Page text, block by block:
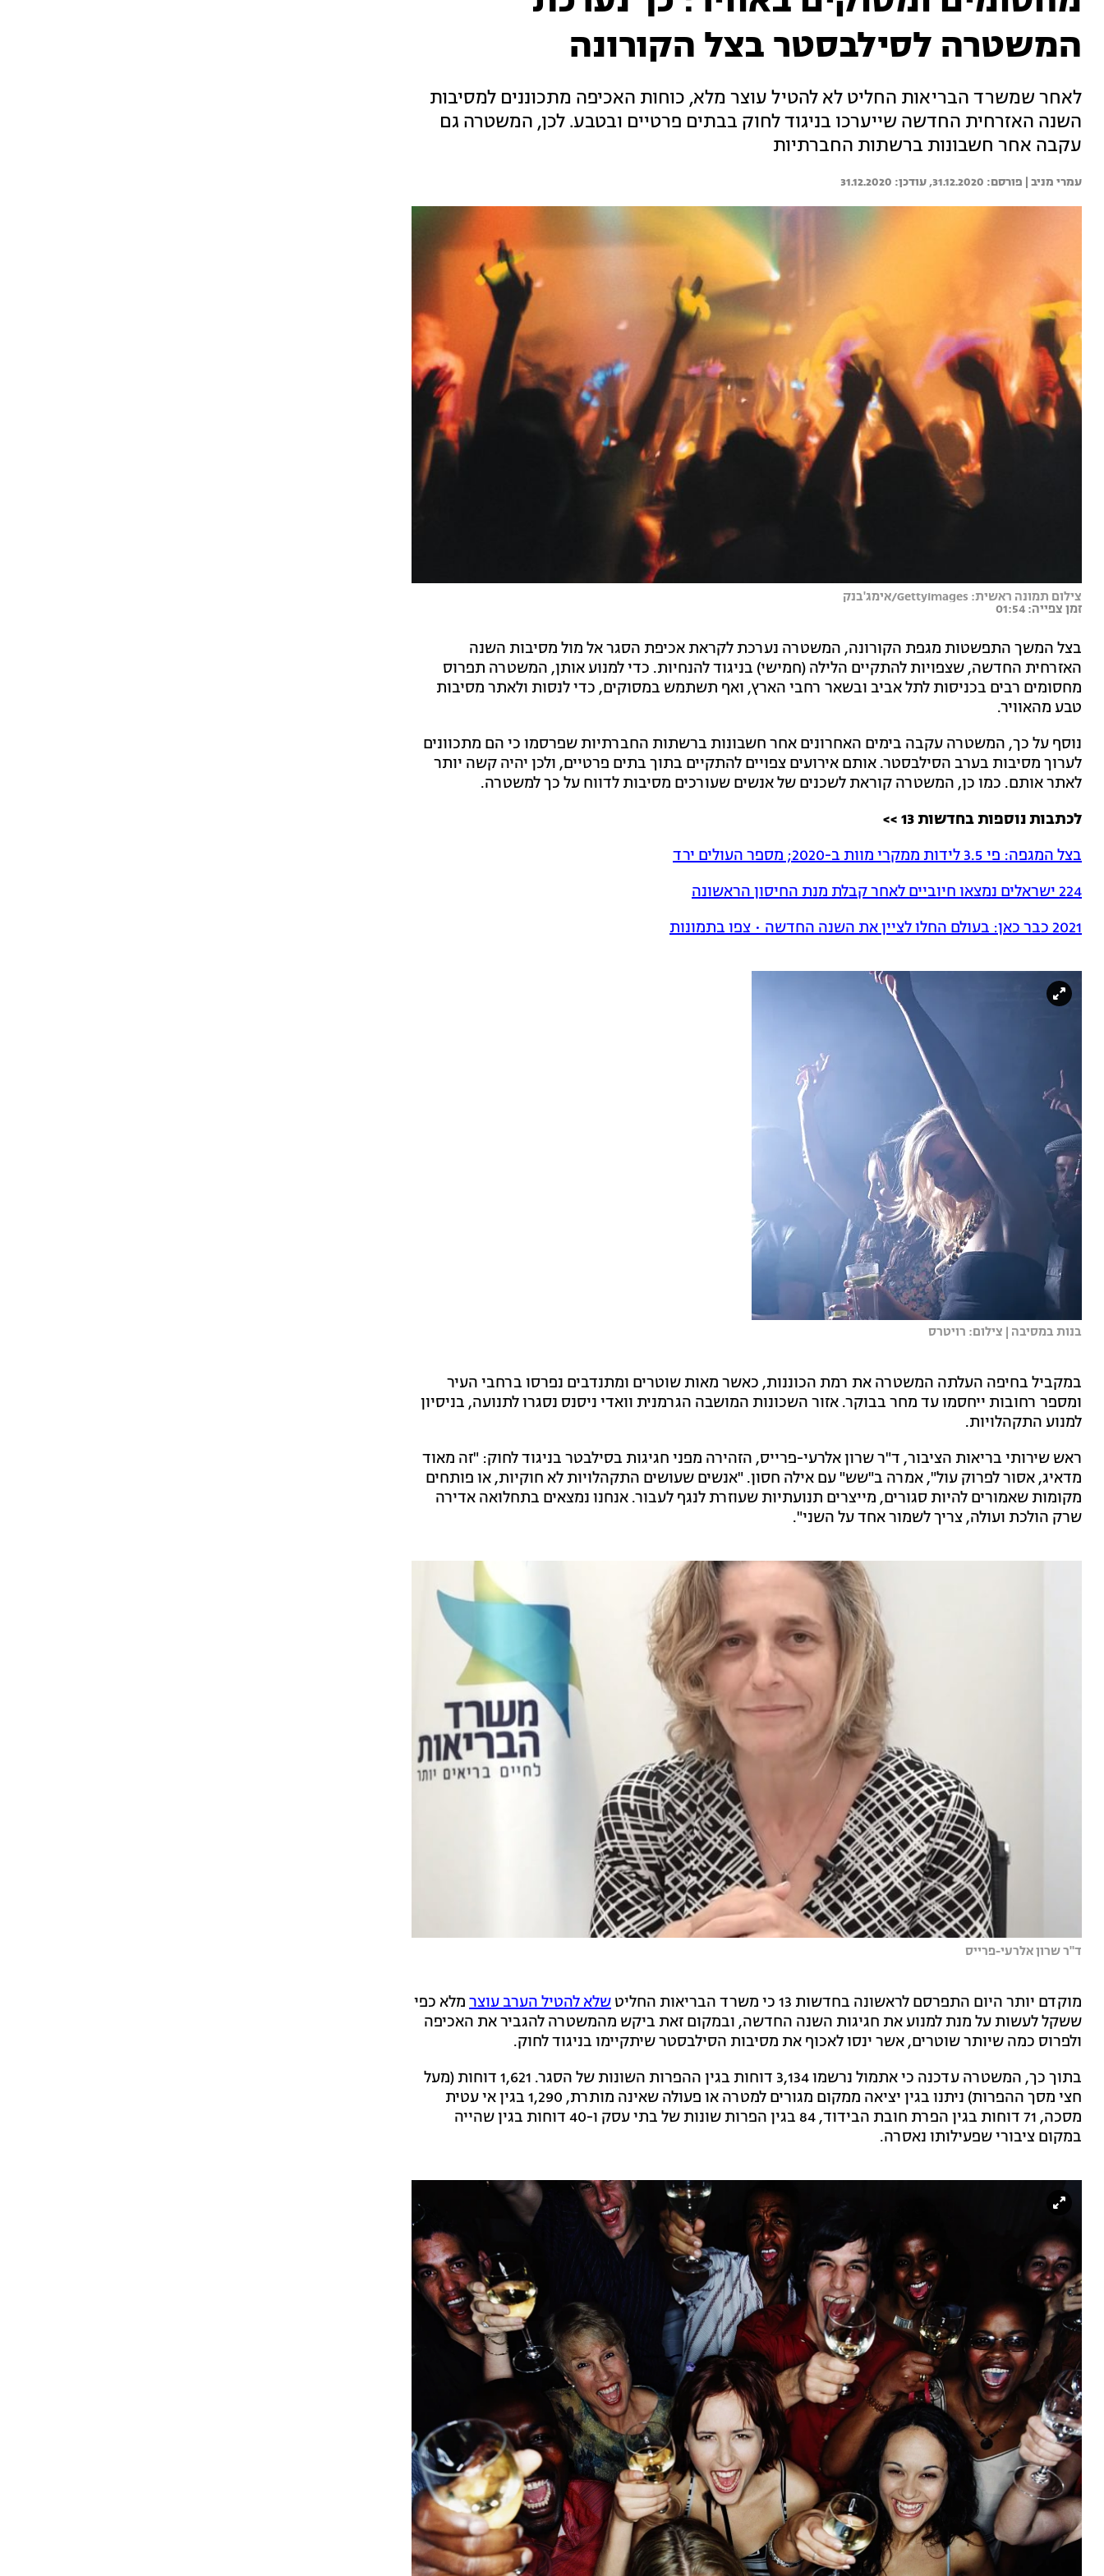
המשטרה לסילבסטר בצל הקורונה
לאחר שמשרד הבריאות החליט לא להטיל עוצר מלא, כוחות האכיפה מתכוננים למסיבות
השנה האזרחית החדשה שייערכו בניגוד לחוק בבתים פרטיים ובטבע. לכן, המשטרה גם
עקבה אחר חשבונות ברשתות החברתיות
עמרי מניב | 31.12.2020
31.12.2020
צילום תמונה ראשית: GettyImages/אימג'בנק
זמן צפייה: 01:54
בצל המשך התפשטות מגפת הקורונה, המשטרה נערכת לקראת אכיפת הסגר אל מול מסיבות השנה
האזרחית החדשה, שצפויות להתקיים הלילה (חמישי) בניגוד להנחיות. כדי למנוע אותן, המשטרה תפרוס
מחסומים רבים בכניסות לתל אביב ובשאר רחבי הארץ, ואף תשתמש במסוקים, כדי לנסות ולאתר מסיבות
טבע מהאוויר.
נוסף על כך, המשטרה עקבה בימים האחרונים אחר חשבונות ברשתות החברתיות שפרסמו כי הם מתכוונים
לערוך מסיבות בערב הסילבסטר. אותם אירועים צפויים להתקיים בתוך בתים פרטיים, ולכן יהיה קשה יותר
לאתר אותם. כמו כן, המשטרה קוראת לשכנים של אנשים שעורכים מסיבות לדווח על כך למשטרה.
לכתבות נוספות בחדשות 13 >>
בצל המגפה: פי 3.5 לידות ממקרי מוות ב-2020; מספר העולים ירד
224 ישראלים נמצאו חיוביים לאחר קבלת מנת החיסון הראשונה
2021 כבר כאן: בעולם החלו לציין את השנה החדשה • צפו בתמונות
בנות במסיבה | צילום: רויטרס
במקביל בחיפה העלתה המשטרה את רמת הכוננות, כאשר מאות שוטרים ומתנדבים נפרסו ברחבי העיר
ומספר רחובות ייחסמו עד מחר בבוקר. אזור השכונות המושבה הגרמנית וואדי ניסנס נסגרו לתנועה, בניסיון
למנוע התקהלויות.
ראש שירותי בריאות הציבור, ד"ר שרון אלרעי-פרייס, הזהירה מפני חגיגות בסילבטר בניגוד לחוק: "זה מאוד
מדאיג, אסור לפרוק עול", אמרה ב"שש" עם אילה חסון. "אנשים שעושים התקהלויות לא חוקיות, או פותחים
מקומות שאמורים להיות סגורים, מייצרים תנועתיות שעוזרת לנגף לעבור. אנחנו נמצאים בתחלואה אדירה
שרק הולכת ועולה, צריך לשמור אחד על השני".
ד"ר שרון אלרעי-פרייס
מוקדם יותר היום התפרסם לראשונה בחדשות 13 כי משרד הבריאות החליט שלא להטיל הערב עוצר מלא כפי
ששקל לעשות על מנת למנוע את חגיגות השנה החדשה, ובמקום זאת ביקש מהמשטרה להגביר את האכיפה
ולפרוס כמה שיותר שוטרים, אשר ינסו לאכוף את מסיבות הסילבסטר שיתקיימו בניגוד לחוק.
בתוך כך, המשטרה עדכנה כי אתמול נרשמו 3,134 דוחות בגין ההפרות השונות של הסגר. 1,621 דוחות (מעל
חצי מסך ההפרות) ניתנו בגין יציאה ממקום מגורים למטרה או פעולה שאינה מותרת, 1,290 בגין אי עטית
מסכה, 71 דוחות בגין הפרת חובת הבידוד, 84 בגין הפרות שונות של בתי עסק ו-40 דוחות בגין שהייה
במקום ציבורי שפעילותו נאסרה.